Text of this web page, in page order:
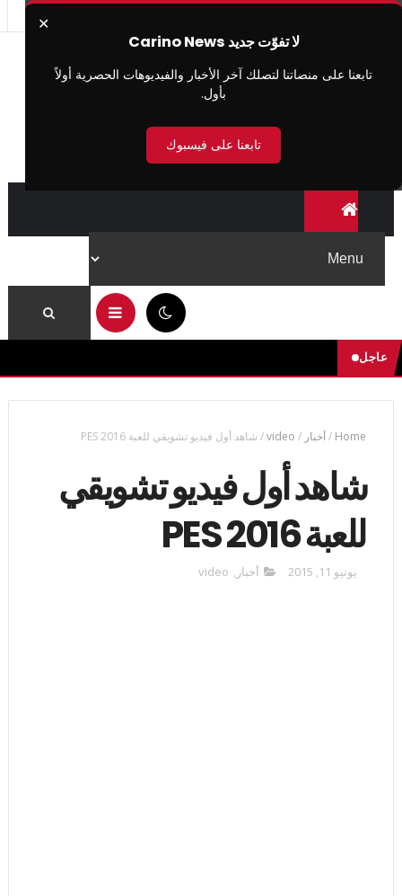
✕
لا تفوّت جديد Carino News
تابعنا على منصاتنا لتصلك آخر الأخبار والفيديوهات الحصرية أولاً
بأول.
تابعنا على فيسبوك
عاجل
Home
/أخبار /
video
/ شاهد أول فيديو تشويقي للعبة PES 2016
شاهد أول فيديو تشويقي
للعبة PES 2016
يونيو 11, 2015 أخبار ,
video